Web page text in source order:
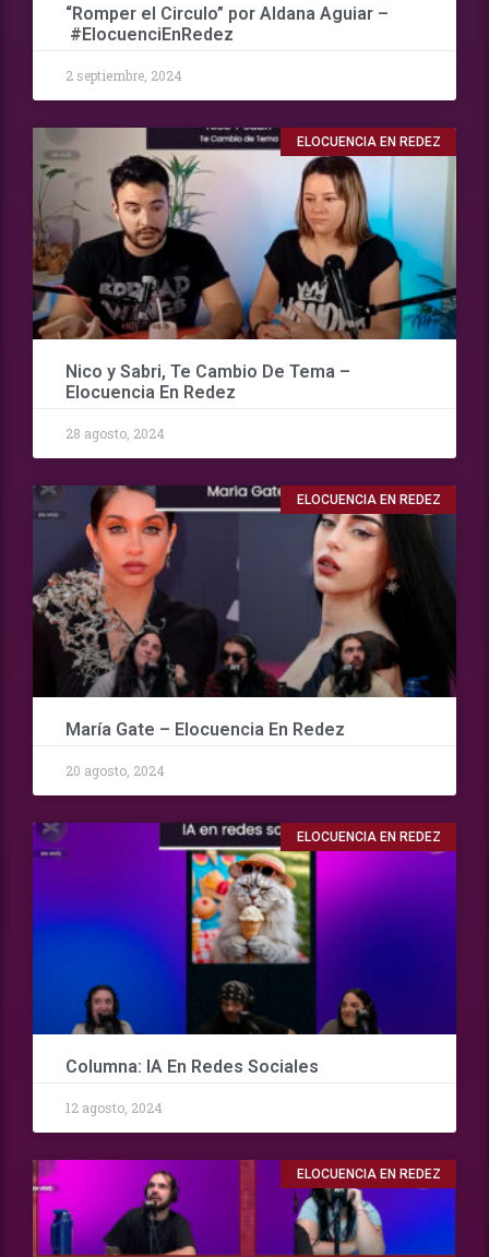
“Romper el Circulo” por Aldana Aguiar –
#ElocuenciEnRedez
2 septiembre, 2024
ELOCUENCIA EN REDEZ
Nico y Sabri, Te Cambio De Tema –
Elocuencia En Redez
28 agosto, 2024
ELOCUENCIA EN REDEZ
María Gate – Elocuencia En Redez
20 agosto, 2024
ELOCUENCIA EN REDEZ
Columna: IA En Redes Sociales
12 agosto, 2024
ELOCUENCIA EN REDEZ